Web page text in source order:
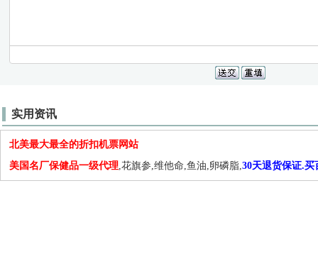
实用资讯
北美最大最全的折扣机票网站
美国名厂保健品一级代理,花旗参,维他命,鱼油,卵磷脂,30天退货保证.买